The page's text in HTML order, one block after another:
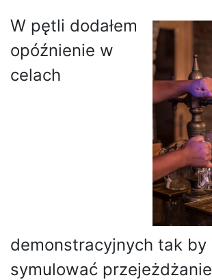
W pętli dodałem
opóźnienie w
celach
demonstracyjnych tak by
symulować przejeżdżanie